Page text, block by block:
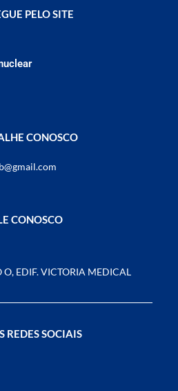
PELO SITE
CONOSCO
CONOSCO
O, EDIF. VICTORIA MEDICAL
REDES SOCIAIS